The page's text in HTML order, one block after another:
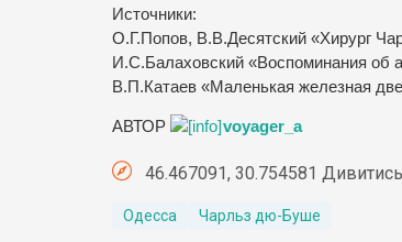
Источники:
О.Г.Попов, В.В.Десятский «Хирург
И.С.Балаховский «Воспоминания об
В.П.Катаев «Маленькая железная
АВТОР voyager_a
46.467091, 30.754581
Одесса Чарльз дю-Буше